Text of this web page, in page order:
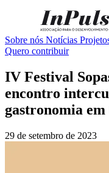
Sobre nós Notícias
Quero contribuir
IV Festival
encontro
gastronomia
29 de setembro de 2023